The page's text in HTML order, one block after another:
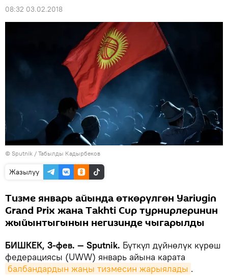
08:32 03.02.2018
© Sputnik / Табылды Кадырбеков
Жазылуу
Тизме январь айында өткөрүлгөн Yariugin
Grand Prix жана Takhti Cup турнирлеринин
жыйынтыгынын негизинде чыгарылды
БИШКЕК, 3-фев. — Sputnik. Бүткүл дүйнөлүк күрөш
федерациясы (UWW) январь айына карата
балбандардын жаңы тизмесин жарыялады .